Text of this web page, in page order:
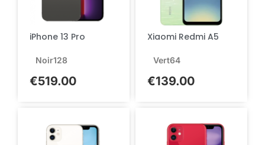
iPhone 13 Pro
Noir128
€519.00
Xiaomi Redmi A5
Vert64
€139.00